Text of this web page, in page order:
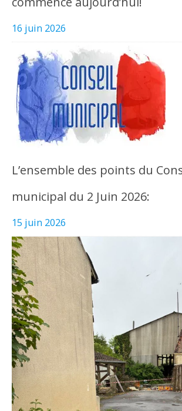
16 juin 2026
L’ensemble des points du
municipal du 2 Juin 2026:
15 juin 2026